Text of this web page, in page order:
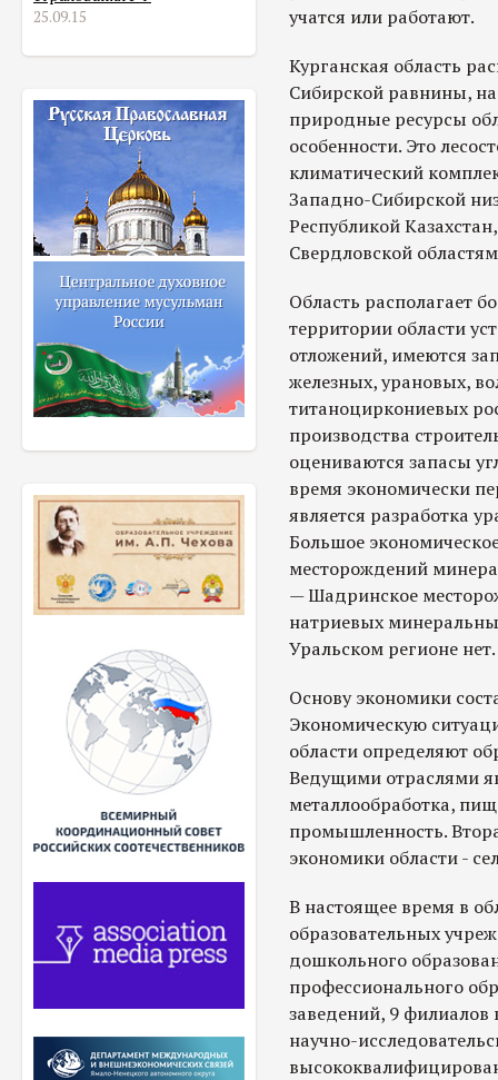
25.09.15
учатся или работают.
Курганская область
Сибирской равнины,
природные ресурсы
особенности. Это
климатический
Западно-Сибирской
Республикой
Свердловской
Область располагает
территории области
отложений, имеются
железных, урановых,
титаноциркониевых
производства
оцениваются запасы
время экономически
является разработка
Большое
месторождений
— Шадринское
натриевых
Уральском регионе нет.
Основу экономики
Экономическую
области определяют
Ведущими отраслями
металлообработка,
промышленность.
экономики области -
В настоящее время в
образовательных
дошкольного
профессионального
заведений, 9
научно-